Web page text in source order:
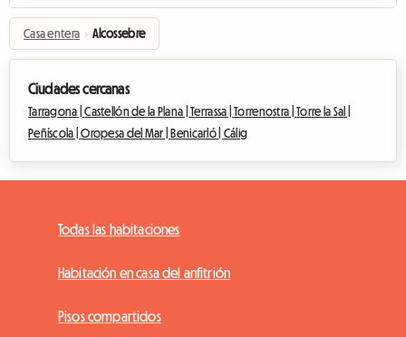
Casa entera › Alcossebre
Ciudades cercanas
Tarragona |Castellón de la Plana |Terrassa |Torrenostra |Torre la Sal |
Peñíscola |Oropesa del Mar | Benicarló | Cálig
Todas las habitaciones
Habitación en casa del anfitrión
Pisos compartidos